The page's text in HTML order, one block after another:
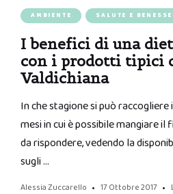
AMBIENTE SALUTE E
I benefici di una
con i prodotti tipici
Valdichiana
In che stagione si può
mesi in cui è possibile mangiare
da rispondere, vedendo la
sugli …
Alessia Zuccarello 17 Ottobre 2017